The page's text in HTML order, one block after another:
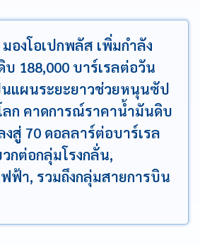
องโอเปกพลัส เพิ่มกำลัง
188,000 บาร์เรลต่อวัน
นแผนระยะยาวช่วยหนุนซัป
ก คาดการณ์ราคาน้ำมันดิบ
สู่ 70 ดอลลาร์ต่อบาร์เรล
กต่อกลุ่มโรงกลั่น,
ฟฟ้า, รวมถึงกลุ่มสายการบิน